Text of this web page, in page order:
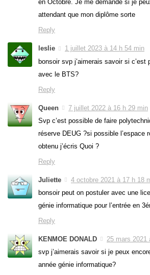
en Octobre. Je me demande si je
attendant que mon diplôme sorte
Reply
leslie
1 juillet 2023 à 14 h 54 min
bonsoir svp j’aimerais savoir si c’est
avec le BTS?
Reply
Queen
7 juillet 2022 à 16 h 29 min
Svp c’est possible de faire
réserve DEUG ?si possible l’espace
obtenu j’écris Quoi ?
Reply
Juliette
4 octobre 2021 à 17 h 18
bonsoir peut on postuler avec une
génie informatique pour l’entrée en
Reply
KENMOE DONALD
25 mars 2021
svp j’aimerais savoir si je peux
année génie informatique?